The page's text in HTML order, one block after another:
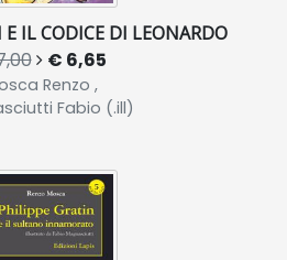
IL CODICE DI LEONARDO
€ 6,65
Renzo ,
Fabio (.ill)